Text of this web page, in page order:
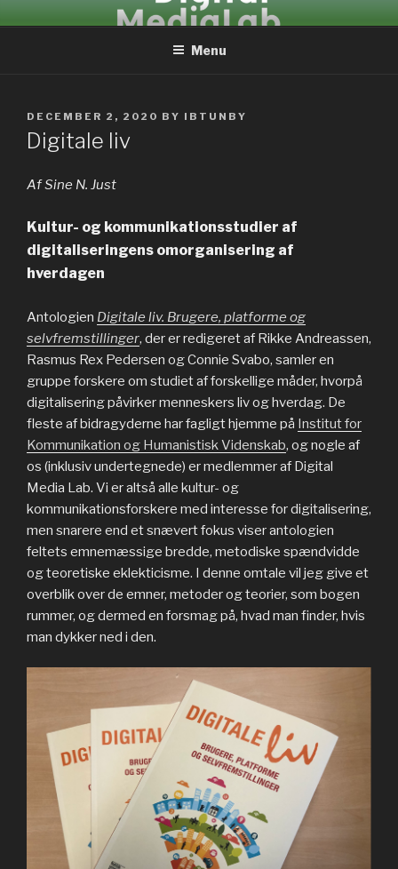
to
DIGITALMEDIALAB
Menu
POSTED
ON
DECEMBER 2, 2020 BY IBTUNBY
Digitale liv
Af Sine N. Just
Kultur- og kommunikationsstudier af
digitaliseringens omorganisering af
hverdagen
Antologien Digitale liv. Brugere, platforme og
selvfremstillinger, der er redigeret af Rikke Andreassen,
Rasmus Rex Pedersen og Connie Svabo, samler en
gruppe forskere om studiet af forskellige måder, hvorpå
digitalisering påvirker menneskers liv og hverdag. De
fleste af bidragyderne har fagligt hjemme på Institut for
Kommunikation og Humanistisk Videnskab, og nogle af
os (inklusiv undertegnede) er medlemmer af Digital
Media Lab. Vi er altså alle kultur- og
kommunikationsforskere med interesse for digitalisering,
men snarere end et snævert fokus viser antologien
feltets emnemæssige bredde, metodiske spændvidde
og teoretiske eklekticisme. I denne omtale vil jeg give et
overblik over de emner, metoder og teorier, som bogen
rummer, og dermed en forsmag på, hvad man finder, hvis
man dykker ned i den.